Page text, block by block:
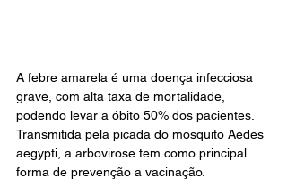
A febre amarela é uma doença infecciosa
grave, com alta taxa de mortalidade,
podendo levar a óbito 50% dos pacientes.
Transmitida pela picada do mosquito Aedes
aegypti, a arbovirose tem como principal
forma de prevenção a vacinação.